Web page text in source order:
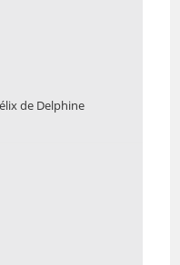
de Delphine